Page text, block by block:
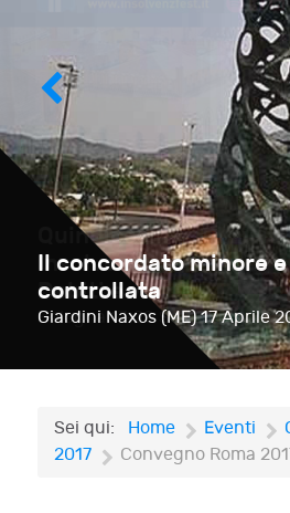
Il concordato minore
controllata
Giardini Naxos (ME) 17 Aprile
Sei qui: Home Eventi
2017
Convegno Roma